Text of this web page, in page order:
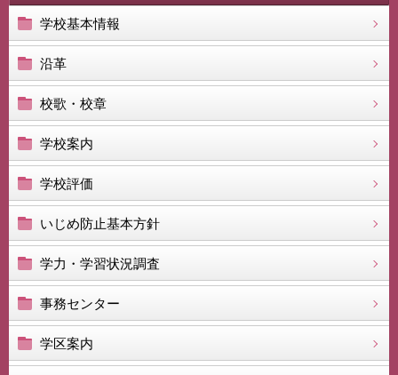
学校基本情報
沿革
校歌・校章
学校案内
学校評価
いじめ防止基本方針
学力・学習状況調査
事務センター
学区案内